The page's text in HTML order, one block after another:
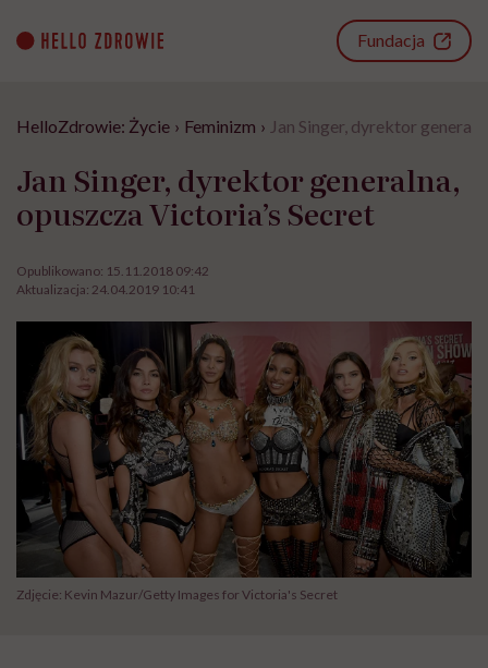
content
Fundacja
HelloZdrowie: Życie › Feminizm › Jan Singer, dyrektor
Jan Singer, dyrektor generalna,
opuszcza Victoria’s Secret
Opublikowano: 15.11.2018 09:42
Aktualizacja: 24.04.2019 10:41
Zdjęcie: Kevin Mazur/Getty Images for Victoria's Secret